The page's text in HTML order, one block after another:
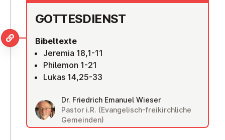
GOT­TES­DIENST
Bibeltexte
Jeremia 18,1-11
Philemon 1-21
Lukas 14,25-33
Dr. Friedrich Emanuel Wieser
Pastor i.R. (Evangelisch-freikirchliche
Gemeinden)